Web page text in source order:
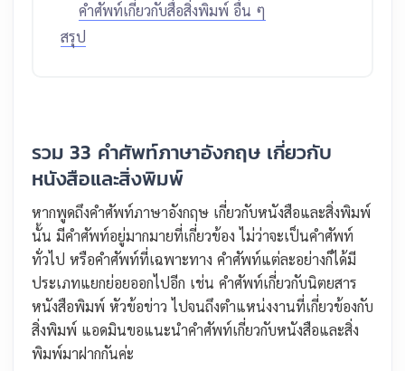
คำศัพท์เกี่ยวกับสื่อสิ่งพิมพ์ อื่น ๆ
สรุป
รวม 33 คำศัพท์ภาษาอังกฤษ เกี่ยวกับ
หนังสือและสิ่งพิมพ์
หากพูดถึงคำศัพท์ภาษาอังกฤษ เกี่ยวกับหนังสือและสิ่งพิมพ์
นั้น มีคำศัพท์อยู่มากมายที่เกี่ยวข้อง ไม่ว่าจะเป็นคำศัพท์
ทั่วไป หรือคำศัพท์ที่เฉพาะทาง คำศัพท์แต่ละอย่างก็ได้มี
ประเภทแยกย่อยออกไปอีก เช่น คำศัพท์เกี่ยวกับนิตยสาร
หนังสือพิมพ์ หัวข้อข่าว ไปจนถึงตำแหน่งงานที่เกี่ยวข้องกับ
สิ่งพิมพ์ แอดมินขอแนะนำคำศัพท์เกี่ยวกับหนังสือและสิ่ง
พิมพ์มาฝากกันค่ะ